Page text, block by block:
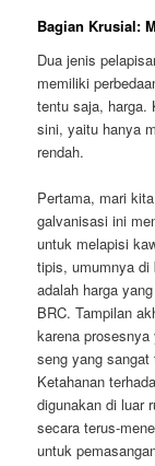
Bagian Krusial:
Dua jenis
memiliki
tentu saja, harga.
sini, yaitu hanya
rendah.
Pertama, mari
galvanisasi ini
untuk melapisi
tipis, umumnya di
adalah harga
BRC. Tampilan
karena
seng yang
Ketahanan
digunakan di luar
secara terus-
untuk